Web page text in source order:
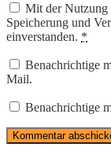
Mit der Nutzung
Speicherung und
einverstanden. *
Benachrichtige
Mail.
Benachrichtige